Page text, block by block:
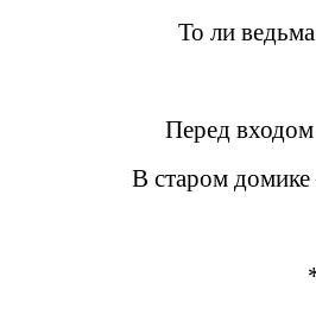
То ли ведьма
Перед
В старом